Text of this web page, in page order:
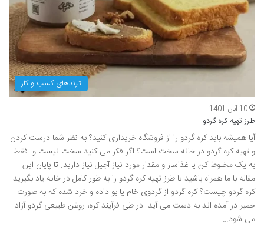
ترندهای کسب و کار
10 آبان 1401
طرز تهیه کره گردو
آیا همیشه باید کره گردو را از فروشگاه خریداری کنید؟ به نظر شما درست کردن
و تهیه کره گردو در خانه سخت است؟ اگر فکر می کنید سخت نیست و فقط
به یک مخلوط کن یا غذاساز و مقدار مورد نیاز آجیل نیاز دارید. تا پایان این
مقاله با ما همراه باشید تا طرز تهیه کره گردو را به طور کامل در خانه یاد بگیرید.
کره گردو چیست؟ کره گردو از گردوی خام یا بو داده و خرد شده که به صورت
خمیر در آمده اند به دست می آید. در طی فرآیند کره، روغن طبیعی گردو آزاد
می شود…